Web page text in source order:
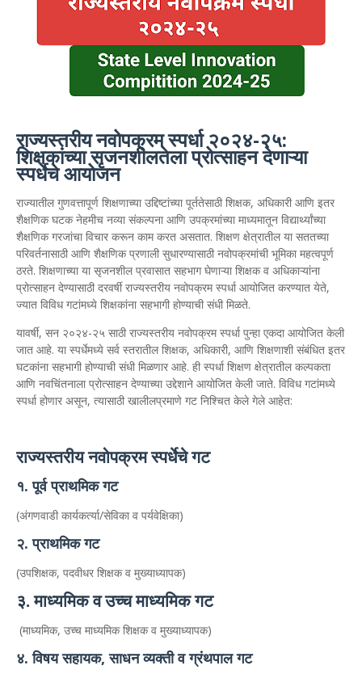
राज्यस्तरीय नवोपक्रम स्पर्धा २०२४-२५:
शिक्षकांच्या सृजनशीलतेला प्रोत्साहन देणाऱ्या
स्पर्धेचे आयोजन
राज्यातील गुणवत्तापूर्ण शिक्षणाच्या उद्दिष्टांच्या पूर्ततेसाठी शिक्षक, अधिकारी आणि इतर
शैक्षणिक घटक नेहमीच नव्या संकल्पना आणि उपक्रमांच्या माध्यमातून विद्यार्थ्यांच्या
शैक्षणिक गरजांचा विचार करून काम करत असतात. शिक्षण क्षेत्रातील या सततच्या
परिवर्तनासाठी आणि शैक्षणिक प्रणाली सुधारण्यासाठी नवोपक्रमांची भूमिका महत्वपूर्ण
ठरते. शिक्षणाच्या या सृजनशील प्रवासात सहभाग घेणाऱ्या शिक्षक व अधिकाऱ्यांना
प्रोत्साहन देण्यासाठी दरवर्षी राज्यस्तरीय नवोपक्रम स्पर्धा आयोजित करण्यात येते,
ज्यात विविध गटांमध्ये शिक्षकांना सहभागी होण्याची संधी मिळते.
यावर्षी, सन २०२४-२५ साठी राज्यस्तरीय नवोपक्रम स्पर्धा पुन्हा एकदा आयोजित केली
जात आहे. या स्पर्धेमध्ये सर्व स्तरातील शिक्षक, अधिकारी, आणि शिक्षणाशी संबंधित इतर
घटकांना सहभागी होण्याची संधी मिळणार आहे. ही स्पर्धा शिक्षण क्षेत्रातील कल्पकता
आणि नवचिंतनाला प्रोत्साहन देण्याच्या उद्देशाने आयोजित केली जाते. विविध गटांमध्ये
स्पर्धा होणार असून, त्यासाठी खालीलप्रमाणे गट निश्चित केले गेले आहेत:
राज्यस्तरीय नवोपक्रम स्पर्धेचे गट
१. पूर्व प्राथमिक गट
(अंगणवाडी कार्यकर्त्या/सेविका व पर्यवेक्षिका)
२. प्राथमिक गट
(उपशिक्षक, पदवीधर शिक्षक व मुख्याध्यापक)
३. माध्यमिक व उच्च माध्यमिक गट
(माध्यमिक, उच्च माध्यमिक शिक्षक व मुख्याध्यापक)
४. विषय सहायक, साधन व्यक्ती व ग्रंथपाल गट